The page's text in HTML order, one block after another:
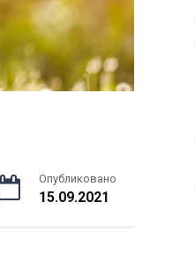
Опубликовано
15.09.2021